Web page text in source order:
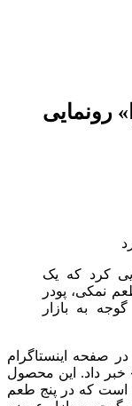
رونمایی
کرد که یک
نمکی، پودر
به بازار
در صفحه اینستاگرام
خبر داد. این محصول
است که در پنج طعم